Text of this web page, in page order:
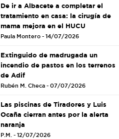
De ir a Albacete a completar el
tratamiento en casa: la cirugía de
mama mejora en el HUCU
Paula Montero - 14/07/2026
Extinguido de madrugada un
incendio de pastos en los terrenos
de Adif
Rubén M. Checa - 07/07/2026
Las piscinas de Tiradores y Luis
Ocaña cierran antes por la alerta
naranja
P.M. - 12/07/2026